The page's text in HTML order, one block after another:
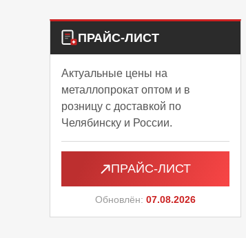
ПРАЙС-ЛИСТ
Актуальные цены на
металлопрокат оптом и в
розницу с доставкой по
Челябинску и России.
ПРАЙС-ЛИСТ
Обновлён: 07.08.2026